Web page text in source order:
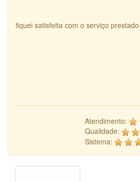
fiquei satisfeita com o serviço prestado
Atendimento:
Qualidade:
Sistema: